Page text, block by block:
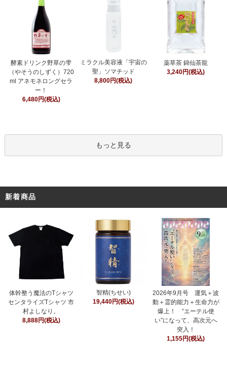
酵素ドリンク野草の雫
（やそうのしずく）720
ml アネモネロングセラ
ー！
6,480円(税込)
ミラクル美容液「宇宙の
聖」ソマチッド
8,800円(税込)
薬草茶 錦仙茶龍
3,240円(税込)
もっと見る
新着商品
体幹整う魔法のTシャツ
センタライズTシャツ 市
村よしなり。
8,888円(税込)
智精(ちせい)
19,440円(税込)
2026年9月号 運気＋波
動＋霊的能力＋生命力が
爆上！ “エーテル使
い”になって、高次元へ
突入！
1,155円(税込)